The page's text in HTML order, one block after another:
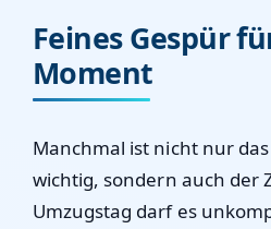
Feines Gespür
Moment
Manchmal ist nicht nur
wichtig, sondern auch der
Umzugstag darf es